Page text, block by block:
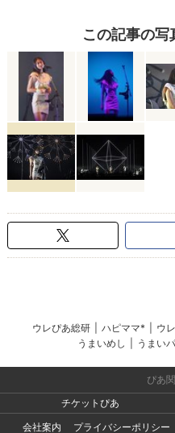
この記事の写
ウレぴあ総研 ハピママ* ウ
うまいめし
うまい
ぴあ
チケットぴあ
会社案内
プライバシーポリシー